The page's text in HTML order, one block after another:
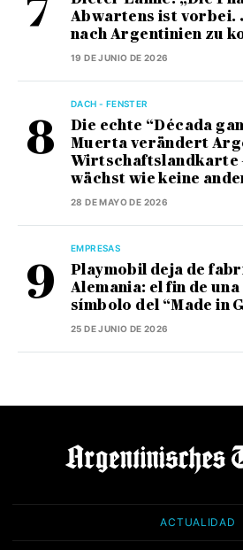
Abwartens ist vorbei.
nach Argentinien zu
19 DE JUNIO DE 2026
DACH - FENSTER
Die echte “Década
Muerta verändert
Wirtschaftslandkarte
wächst wie keine
28 DE MAYO DE 2026
EMPRESAS
Playmobil deja de
Alemania: el fin de
símbolo del “Made in
25 DE JUNIO DE 2026
ACTUALIDAD